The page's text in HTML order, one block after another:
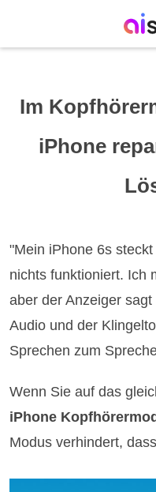
Im
iPhone
"Mein iPhone 6s
nichts funktioniert. Ich
aber der Anzeiger sagt
Audio und der
Sprechen zum
Wenn Sie auf das
iPhone
Modus verhindert,